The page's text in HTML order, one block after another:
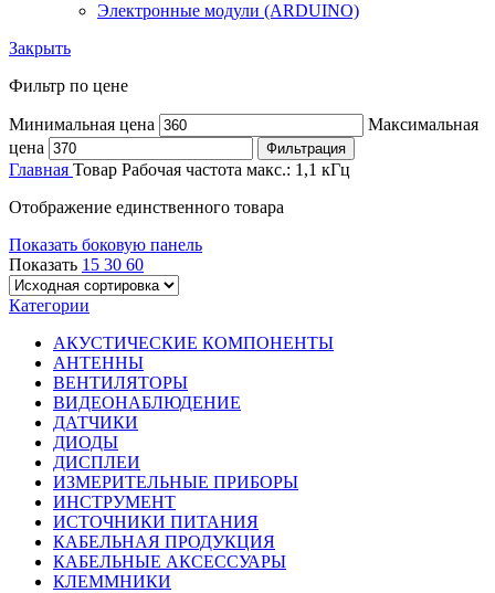
Электронные модули (ARDUINO)
Закрыть
Фильтр по цене
Минимальная цена
Максимальная
цена
Фильтрация
Главная Товар Рабочая частота макс.: 1,1 кГц
Отображение единственного товара
Показать боковую панель
Показать 15 30 60
Категории
АКУСТИЧЕСКИЕ КОМПОНЕНТЫ
АНТЕННЫ
ВЕНТИЛЯТОРЫ
ВИДЕОНАБЛЮДЕНИЕ
ДАТЧИКИ
ДИОДЫ
ДИСПЛЕИ
ИЗМЕРИТЕЛЬНЫЕ ПРИБОРЫ
ИНСТРУМЕНТ
ИСТОЧНИКИ ПИТАНИЯ
КАБЕЛЬНАЯ ПРОДУКЦИЯ
КАБЕЛЬНЫЕ АКСЕССУАРЫ
КЛЕММНИКИ